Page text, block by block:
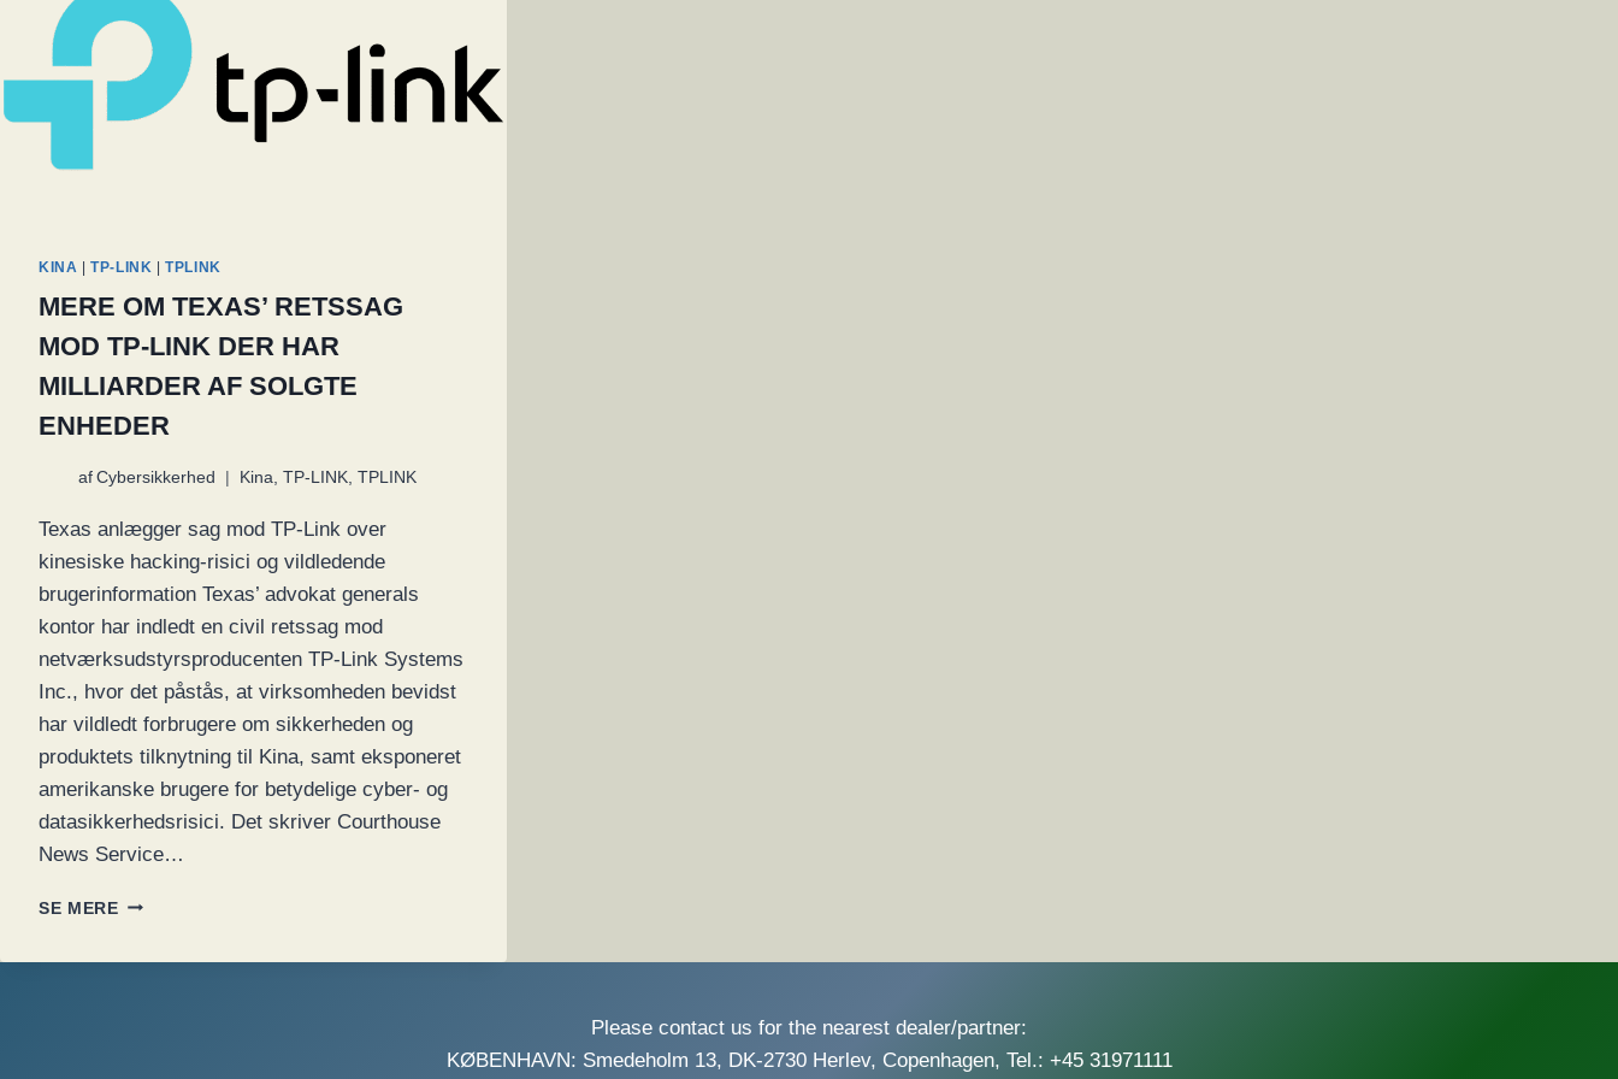
KINA |TP-LINK |TPLINK
MERE OM TEXAS’ RETSSAG
MOD TP-LINK DER HAR
MILLIARDER AF SOLGTE
ENHEDER
af Cybersikkerhed Kina ,TP-LINK ,TPLINK
Texas anlægger sag mod TP-Link over
kinesiske hacking-risici og vildledende
brugerinformation Texas’ advokat generals
kontor har indledt en civil retssag mod
netværksudstyrsproducenten TP-Link Systems
Inc., hvor det påstås, at virksomheden bevidst
har vildledt forbrugere om sikkerheden og
produktets tilknytning til Kina, samt eksponeret
amerikanske brugere for betydelige cyber- og
data­sikkerhedsrisici. Det skriver Courthouse
News Service…
SE MEREMERE
Please contact us for the nearest dealer/partner:
KØBENHAVN: Smedeholm 13, DK-2730 Herlev, Copenhagen, Tel.: +45 31971111